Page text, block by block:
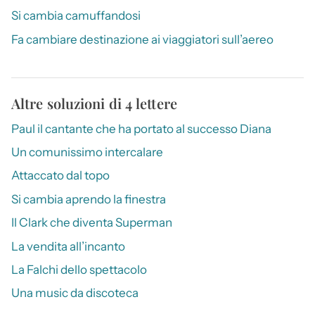
Si cambia camuffandosi
Fa cambiare destinazione ai viaggiatori sull’aereo
Altre soluzioni di 4 lettere
Paul il cantante che ha portato al successo Diana
Un comunissimo intercalare
Attaccato dal topo
Si cambia aprendo la finestra
Il Clark che diventa Superman
La vendita all’incanto
La Falchi dello spettacolo
Una music da discoteca